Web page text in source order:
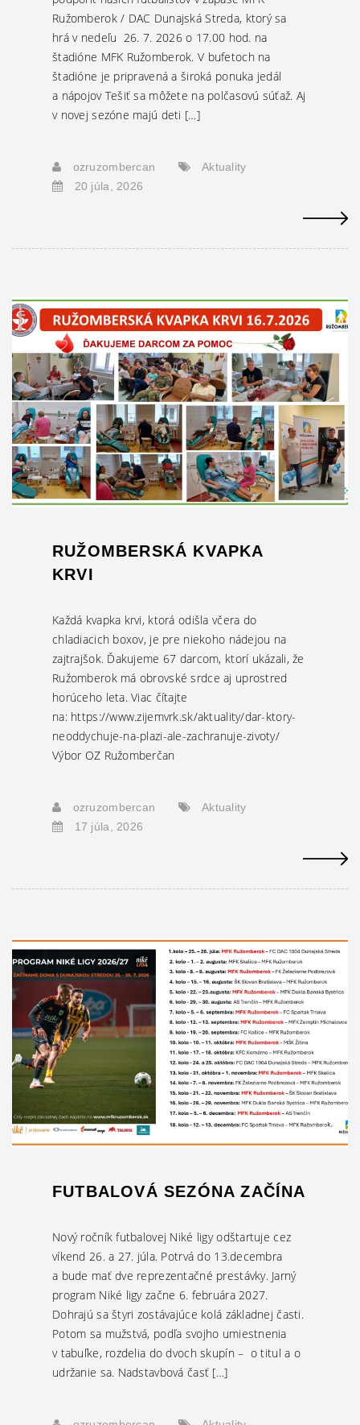
Ružomberok / DAC Dunajská Streda, ktorý sa
hrá v nedeľu 26. 7. 2026 o 17.00 hod. na
štadióne MFK Ružomberok. V bufetoch na
štadióne je pripravená a široká ponuka jedál
a nápojov Tešiť sa môžete na polčasovú súťaž. Aj
v novej sezóne majú deti […]
ozruzombercan
Aktuality
20 júla, 2026
RUŽOMBERSKÁ KVAPKA
KRVI
Každá kvapka krvi, ktorá odišla včera do
chladiacich boxov, je pre niekoho nádejou na
zajtrajšok. Ďakujeme 67 darcom, ktorí ukázali, že
Ružomberok má obrovské srdce aj uprostred
horúceho leta. Viac čítajte
na: https://www.zijemvrk.sk/aktuality/dar-ktory-
neoddychuje-na-plazi-ale-zachranuje-zivoty/
Výbor OZ Ružomberčan
ozruzombercan
Aktuality
17 júla, 2026
FUTBALOVÁ SEZÓNA ZAČÍNA
Nový ročník futbalovej Niké ligy odštartuje cez
víkend 26. a 27. júla. Potrvá do 13.decembra
a bude mať dve reprezentačné prestávky. Jarný
program Niké ligy začne 6. februára 2027.
Dohrajú sa štyri zostávajúce kolá základnej časti.
Potom sa mužstvá, podľa svojho umiestnenia
v tabuľke, rozdelia do dvoch skupín – o titul a o
udržanie sa. Nadstavbová časť […]